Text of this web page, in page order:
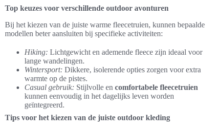
Top keuzes voor verschillende outdoor avonturen
Bij het kiezen van de juiste warme fleecetruien, kunnen bepaalde
modellen beter aansluiten bij specifieke activiteiten:
Hiking: Lichtgewicht en ademende fleece zijn ideaal voor
lange wandelingen.
Wintersport: Dikkere, isolerende opties zorgen voor extra
warmte op de pistes.
Casual gebruik: Stijlvolle en comfortabele fleecetruien
kunnen eenvoudig in het dagelijks leven worden
geïntegreerd.
Tips voor het kiezen van de juiste outdoor kleding